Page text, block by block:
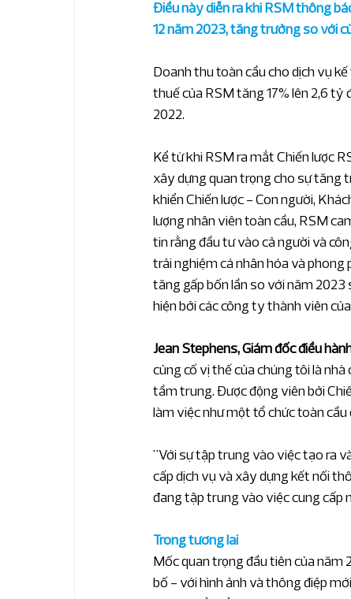
Điều này diễn ra khi RSM thông
12 năm 2023, tăng trưởng so với
Doanh thu toàn cầu cho dịch vụ
thuế của RSM tăng 17% lên 2,6
2022.
Kể từ khi RSM ra mắt Chiến lược
xây dựng quan trọng cho sự tăng
khiển Chiến lược - Con người,
lượng nhân viên toàn cầu, RSM
tin rằng đầu tư vào cả người và
trải nghiệm cá nhân hóa và
tăng gấp bốn lần so với năm
hiện bởi các công ty thành viên
Jean Stephens, Giám đốc điều
củng cố vị thế của chúng tôi là
tầm trung. Được động viên bởi
làm việc như một tổ chức toàn
"Với sự tập trung vào việc tạo ra
cấp dịch vụ và xây dựng kết nối
đang tập trung vào việc cung cấp
Trong tương lai
Mốc quan trọng đầu tiên của năm
bố - với hình ảnh và thông điệp